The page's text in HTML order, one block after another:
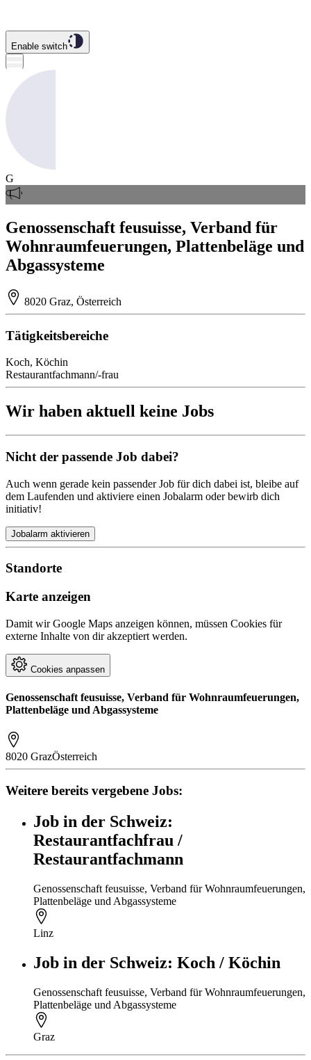
Enable switch
G
Genossenschaft feusuisse, Verband für
Wohnraumfeuerungen, Plattenbeläge und
Abgassysteme
8020 Graz, Österreich
Tätigkeitsbereiche
Koch, Köchin
Restaurantfachmann/-frau
Wir haben aktuell keine Jobs
Nicht der passende Job dabei?
Auch wenn gerade kein passender Job für dich dabei ist, bleibe auf
dem Laufenden und aktiviere einen Jobalarm oder bewirb dich
initiativ!
Jobalarm aktivieren
Standorte
Karte anzeigen
Damit wir Google Maps anzeigen können, müssen Cookies für
externe Inhalte von dir akzeptiert werden.
Cookies anpassen
Genossenschaft feusuisse, Verband für Wohnraumfeuerungen,
Plattenbeläge und Abgassysteme
8020 GrazÖsterreich
Weitere bereits vergebene Jobs:
Job in der Schweiz:
Restaurantfachfrau /
Restaurantfachmann
Genossenschaft feusuisse, Verband für Wohnraumfeuerungen,
Plattenbeläge und Abgassysteme
Linz
Job in der Schweiz: Koch / Köchin
Genossenschaft feusuisse, Verband für Wohnraumfeuerungen,
Plattenbeläge und Abgassysteme
Graz